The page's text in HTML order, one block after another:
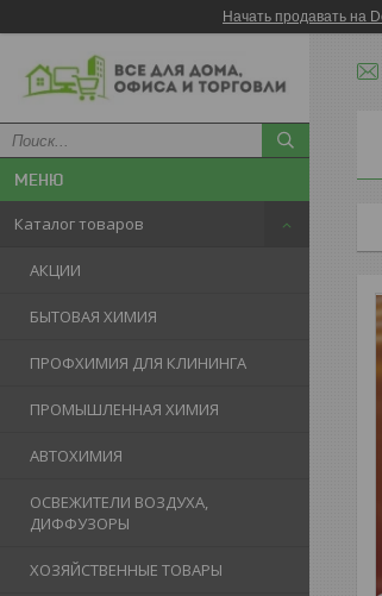
Начать продавать на
Каталог товаров
АКЦИИ
БЫТОВАЯ ХИМИЯ
ПРОФХИМИЯ ДЛЯ КЛИНИНГА
ПРОМЫШЛЕННАЯ ХИМИЯ
АВТОХИМИЯ
ОСВЕЖИТЕЛИ ВОЗДУХА,
ДИФФУЗОРЫ
ХОЗЯЙСТВЕННЫЕ ТОВАРЫ